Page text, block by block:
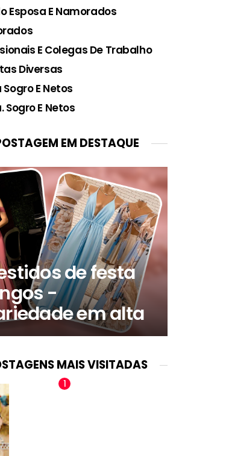
Esposa E Namorados
E Colegas De Trabalho
Diversas
Sogro E Netos
Sogro E Netos
EM DESTAQUE
de festa
-
em alta
MAIS VISITADAS